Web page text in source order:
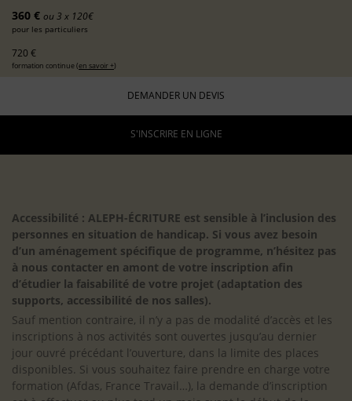
360 € ou 3 x 120€
pour les particuliers
720 €
formation continue (en savoir +)
DEMANDER UN DEVIS
S'INSCRIRE EN LIGNE
Accessibilité : ALEPH-ÉCRITURE est sensible à l’inclusion des
personnes en situation de handicap. Si vous avez besoin
d’un aménagement spécifique de programme, n’hésitez pas
à nous contacter en amont de votre inscription afin
d’étudier la faisabilité de votre projet (adaptation des
supports, accessibilité de nos salles).
Sauf mention contraire, il n’y a pas de modalité d’accès et les
inscriptions à nos activités sont ouvertes jusqu’au dernier
jour ouvré précédant l’ouverture, dans la limite des places
disponibles. Si vous souhaitez faire prendre en charge votre
formation (Afdas, France Travail…), la demande d’inscription